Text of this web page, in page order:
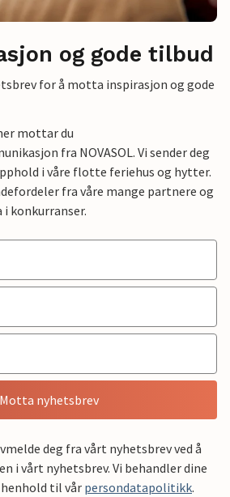
og gode tilbud
for å motta inspirasjon og gode
mottar du
fra NOVASOL. Vi sender deg
i våre flotte feriehus og hytter.
fra våre mange partnere og
konkurranser.
Motta nyhetsbrev
deg fra vårt nyhetsbrev ved å
i vårt nyhetsbrev. Vi behandler dine
til vår persondatapolitikk.